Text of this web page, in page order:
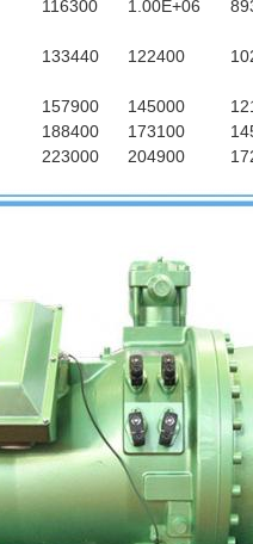
116300 1.00E+06
133440 122400
157900 145000
188400 173100
223000 204900